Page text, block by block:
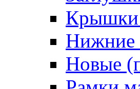
Крышки
Нижние
Новые